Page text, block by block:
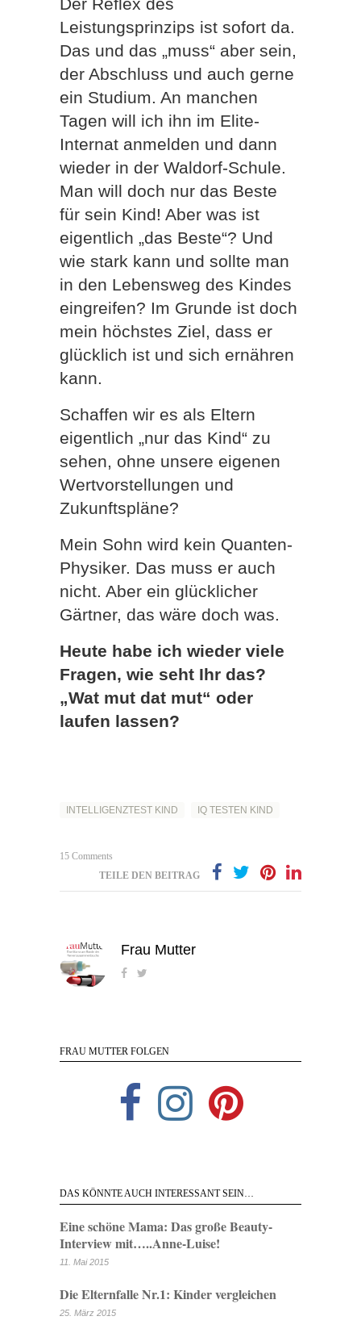
Leistungsprinzips ist sofort da.
Das und das „muss“ aber sein,
der Abschluss und auch gerne
ein Studium. An manchen
Tagen will ich ihn im Elite-
Internat anmelden und dann
wieder in der Waldorf-Schule.
Man will doch nur das Beste
für sein Kind! Aber was ist
eigentlich „das Beste“? Und
wie stark kann und sollte man
in den Lebensweg des Kindes
eingreifen? Im Grunde ist doch
mein höchstes Ziel, dass er
glücklich ist und sich ernähren
kann.
Schaffen wir es als Eltern
eigentlich „nur das Kind“ zu
sehen, ohne unsere eigenen
Wertvorstellungen und
Zukunftspläne?
Mein Sohn wird kein Quanten-
Physiker. Das muss er auch
nicht. Aber ein glücklicher
Gärtner, das wäre doch was.
Heute habe ich wieder viele
Fragen, wie seht Ihr das?
„Wat mut dat mut“ oder
laufen lassen?
INTELLIGENZTEST KIND IQ TESTEN KIND
15 Comments
TEILE DEN BEITRAG
Frau Mutter
FRAU MUTTER FOLGEN
DAS KÖNNTE AUCH INTERESSANT SEIN…
Eine schöne Mama: Das große Beauty-
Interview mit…..Anne-Luise!
11. Mai 2015
Die Elternfalle Nr.1: Kinder vergleichen
25. März 2015